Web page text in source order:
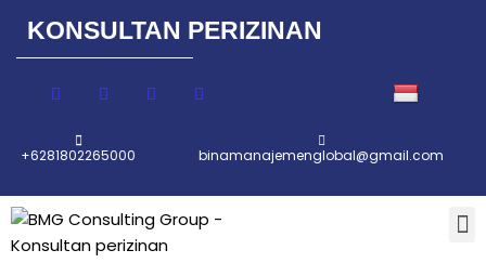
Lompat
KONSULTAN PERIZINAN
+6281802265000 binamanajemenglobal@gmail.com